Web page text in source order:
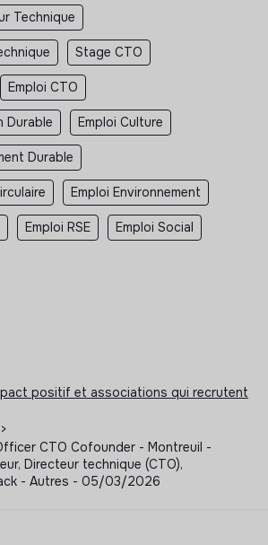
Technique
Stage CTO
Emploi CTO
Durable Emploi Culture
Durable
Emploi Environnement
Emploi RSE Emploi Social
positif et associations qui recrutent
>
CTO Cofounder - Montreuil -
Directeur technique (CTO),
- Autres - 05/03/2026